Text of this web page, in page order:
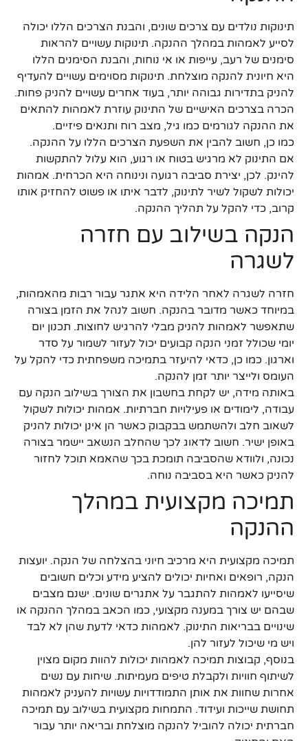
תינוקות נולדים עם צרכים שונים, והבנת הצרכים הללו יכולה
לסייע לאמהות במהלך ההנקה. תינוקות עשויים להראות
סימנים של רעב, עייפות או אי נוחות, והבנת הסימנים הללו
היא חיונית להנקה מוצלחת. תינוקות מסוימים עשויים להעדיף
להניק בתדירות גבוהה יותר, בעוד אחרים עשויים להניק פחות.
הכרה בצרכים האישיים של התינוק עוזרת לאמהות להתאים
את ההנקה לגורמים כמו גיל, מצב רוח ותנאים פיזיים.
כמו כן, חשוב להבין את השפעת הצרכים הללו על ההנקה.
אם התינוק לא מרגיש בטוח או רגוע, הוא עלול להתקשות
להינק. לכן, יצירת סביבה רגועה ונינוחה היא הכרחית. אמהות
יכולות לשקול לשיר לתינוק, לדבר איתו או פשוט להחזיק אותו
קרוב, כדי להקל על תהליך ההנקה.
הנקה בשילוב עם חזרה
לשגרה
חזרה לשגרה לאחר הלידה היא אתגר עבור רבות מהאמהות,
במיוחד כאשר מדובר בהנקה. חשוב לנהל את הזמן בצורה
שתאפשר לאמהות להניק מבלי להרגיש לחוצות. תכנון יום
יומי שכולל זמני הנקה קבועים יכול לעזור לשמור על סדר
וארגון. כמו כן, כדאי להיעזר בתמיכה משפחתית כדי להקל על
העומס ולייצר יותר זמן להנקה.
באותה מידה, יש לקחת בחשבון את הצורך בשילוב הנקה עם
עבודה, לימודים או פעילויות חברתיות. אמהות יכולות לשקול
לשאוב חלב ולהשתמש בבקבוק כאשר הן אינן יכולות להניק
באופן ישיר. חשוב לדאוג לכך שהחלב הנשאב יישמר בצורה
נכונה, ולוודא שהסביבה תומכת בכך שהאמא תוכל לחזור
להניק כאשר היא בסביבה נוחה.
תמיכה מקצועית במהלך
ההנקה
תמיכה מקצועית היא מרכיב חיוני בהצלחה של הנקה. יועצות
הנקה, רופאים ואחיות יכולים להציע מידע וכלים חשובים
שיסייעו לאמהות להתגבר על אתגרים שונים. ישנם מצבים
שבהם יש צורך במענה מקצועי, כמו הכאב במהלך ההנקה או
שינויים בבריאות התינוק. לאמהות כדאי לדעת שהן לא לבד
ויש מי שיכול לעזור להן.
בנוסף, קבוצות תמיכה לאמהות יכולות להוות מקום מצוין
לשיתוף חוויות ולקבלת טיפים מעמיתות. שיחות עם נשים
אחרות שחוות את אותן התמודדויות עשויות להעניק לאמהות
תחושת שייכות ועידוד. התמחות מקצועית בשילוב עם תמיכה
חברתית יכולה להוביל להנקה מוצלחת ובריאה יותר עבור